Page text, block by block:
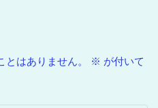
はありません。 ※ が付いて